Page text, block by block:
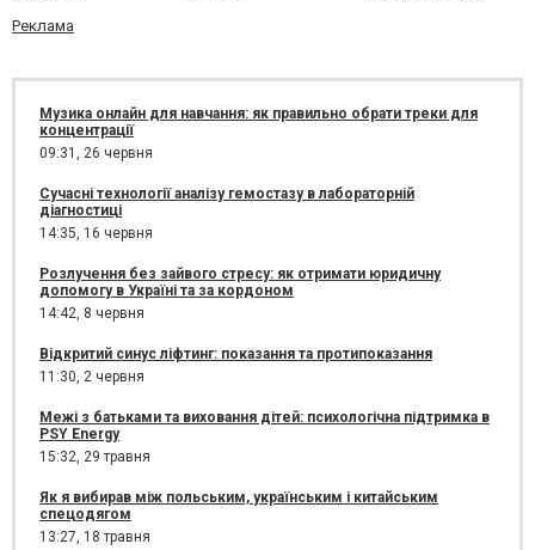
Реклама
Музика онлайн для навчання: як правильно обрати треки для
концентрації
09:31, 26 червня
Сучасні технології аналізу гемостазу в лабораторній
діагностиці
14:35, 16 червня
Розлучення без зайвого стресу: як отримати юридичну
допомогу в Україні та за кордоном
14:42, 8 червня
Відкритий синус ліфтинг: показання та протипоказання
11:30, 2 червня
Межі з батьками та виховання дітей: психологічна підтримка в
PSY Energy
15:32, 29 травня
Як я вибирав між польським, українським і китайським
спецодягом
13:27, 18 травня